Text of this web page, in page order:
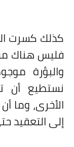
كذلك كسرت
فليس هناك
والبؤرة
نستطيع أن
الأخرى، وما
إلى التعقيد